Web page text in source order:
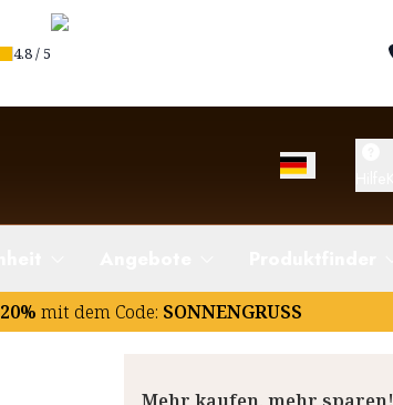
4.8/5
20% mit dem Code: SONNENGRUSS